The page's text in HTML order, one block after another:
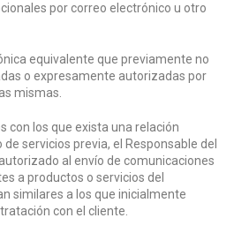
por correo electrónico u otro
equivalente que previamente no
o expresamente autorizadas por
mismas.
con los que exista una relación
servicios previa, el Responsable del
al envío de comunicaciones
a productos o servicios del
similares a los que inicialmente
con el cliente.